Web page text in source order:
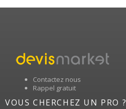
Contactez nous
Rappel gratuit
VOUS CHERCHEZ UN PRO ?